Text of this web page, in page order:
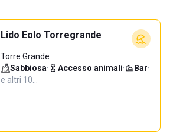
Lido Eolo Torregrande
Torre Grande
Sabbiosa· Accesso animali· Bar·
e altri 10…